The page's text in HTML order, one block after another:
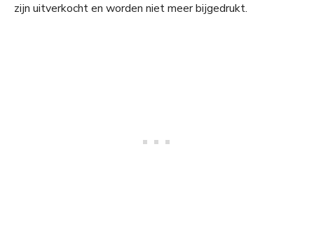
zijn uitverkocht en worden niet meer bijgedrukt.